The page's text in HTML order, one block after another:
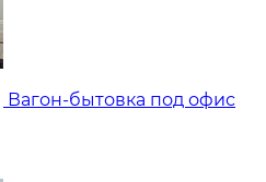
Вагон-бытовка под офис